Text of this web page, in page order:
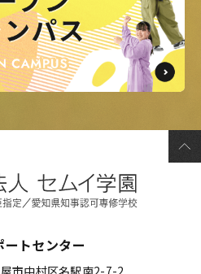
ートセンター
市中村区名駅南2-7-2